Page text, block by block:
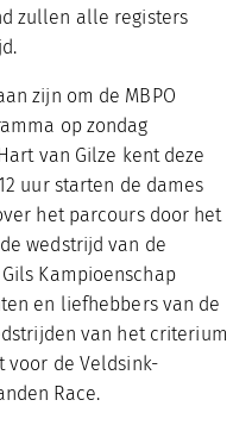
zullen alle registers
zijn om de MBPO
op zondag
van Gilze kent deze
uur starten de dames
het parcours door het
wedstrijd van de
Kampioenschap
en liefhebbers van de
van het criterium
voor de Veldsink-
Race.